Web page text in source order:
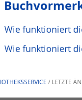
Wie funktioniert
Wie funktioniert
/ LETZTE